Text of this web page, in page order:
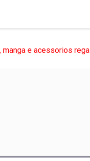
manga e acessorios rega